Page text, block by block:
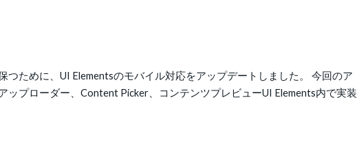
ために、UI Elementsのモバイル対応をアップデートしました。 今回のア
プローダー、Content Picker、コンテンツプレビューUI Elements内で実装